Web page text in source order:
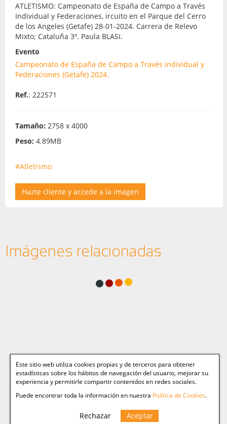
ATLETISMO: Campeonato de España de Campo a Través
Individual y Federaciones, ircuito en el Parque del Cerro
de los Angeles (Getafe) 28-01-2024. Carrera de Relevo
Mixto; Cataluña 3º. Paula BLASI.
Evento
Campeonato de España de Campo a Través Individual y
Federaciones (Getafe) 2024.
Ref.: 222571
Tamaño: 2758 x 4000
Peso: 4.89MB
#Atletismo
Hazte cliente y accede a la imagen
Imágenes relacionadas
Este sitio web utiliza cookies propias y de terceros para obtener
estadísticas sobre los hábitos de navegación del usuario, mejorar su
experiencia y permitirle compartir contenidos en redes sociales.
Puede encontrar toda la información en nuestra Política de Cookies.
Rechazar Aceptar